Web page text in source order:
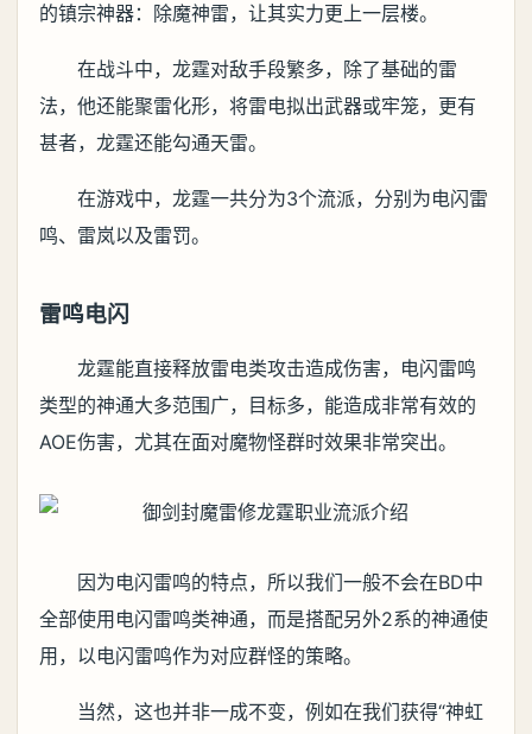
的镇宗神器：除魔神雷，让其实力更上一层楼。
在战斗中，龙霆对敌手段繁多，除了基础的雷
法，他还能聚雷化形，将雷电拟出武器或牢笼，更有
甚者，龙霆还能勾通天雷。
在游戏中，龙霆一共分为3个流派，分别为电闪雷
鸣、雷岚以及雷罚。
雷鸣电闪
龙霆能直接释放雷电类攻击造成伤害，电闪雷鸣
类型的神通大多范围广，目标多，能造成非常有效的
AOE伤害，尤其在面对魔物怪群时效果非常突出。
因为电闪雷鸣的特点，所以我们一般不会在BD中
全部使用电闪雷鸣类神通，而是搭配另外2系的神通使
用，以电闪雷鸣作为对应群怪的策略。
当然，这也并非一成不变，例如在我们获得“神虹